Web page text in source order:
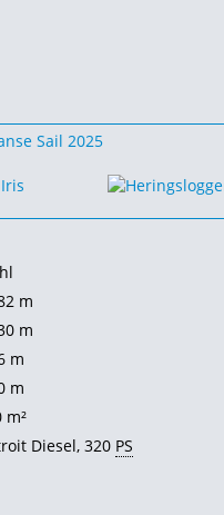
Sail 2025
m
m
m
m
m²
Diesel, 320 PS